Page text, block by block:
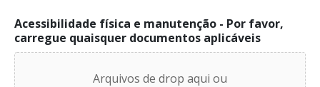
Acessibilidade física e manutenção - Por favor,
carregue quaisquer documentos aplicáveis
Arquivos de drop aqui ou